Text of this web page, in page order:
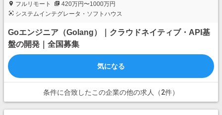
フルリモート
420万円〜1000万円
システムインテグレータ・ソフトハウス
Goエンジニア（Golang）｜クラウドネイティブ・API基
盤の開発｜全国募集
気になる
条件に合致したこの企業の他の求人（2件）